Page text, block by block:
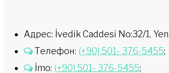
Адрес: İvedik Caddesi No:32/1,
Телефон: (+90) 501- 376-5455;
İmo: (+90) 501- 376-5455;